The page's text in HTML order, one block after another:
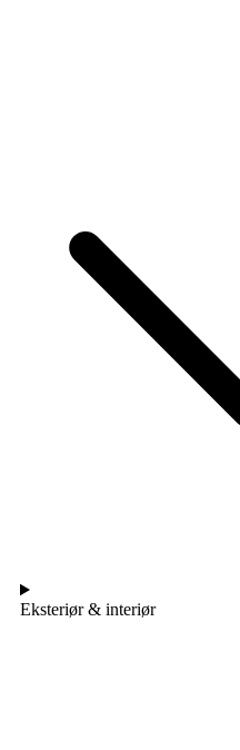
Eksteriør & interiør